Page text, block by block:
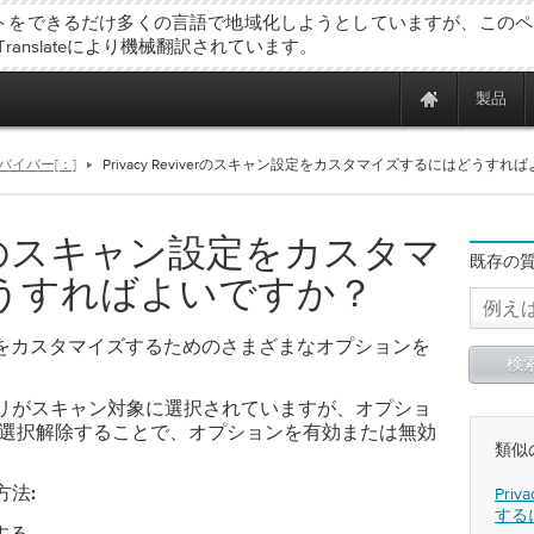
をできるだけ多くの言語で地域化しようとしていますが、この
により機械翻訳されています。
製品
イバー[：] Privacy Reviverのスキャン設定をカスタマイズするにはどうすれば
キャン設定をカスタマ
すればよいですか？
カスタマイズするためのさまざまなオプションを
スキャン対象に選択されていますが、オプショ
択解除することで、オプションを有効または無効
法:
既存の
類似
する